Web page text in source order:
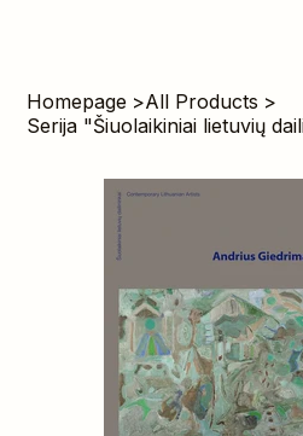
Homepage >All Products >